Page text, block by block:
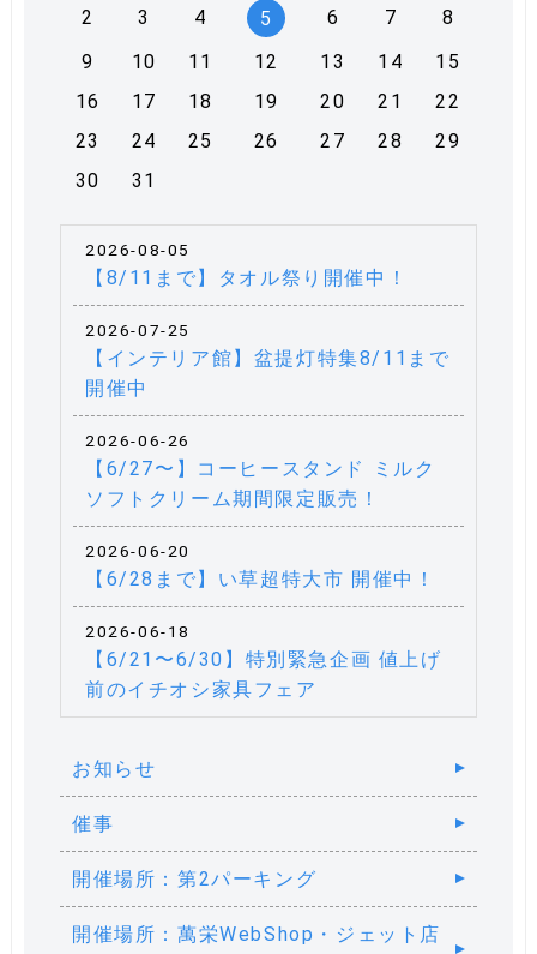
2
3 4 5 6 7
8
9
10 11 12 13 14
15
16
17 18 19 20 21
22
23
24 25 26 27 28
29
30
31
2026-08-05
【8/11まで】タオル祭り開催中！
2026-07-25
【インテリア館】盆提灯特集8/11まで
開催中
2026-06-26
【6/27〜】コーヒースタンド ミルク
ソフトクリーム期間限定販売！
2026-06-20
【6/28まで】い草超特大市 開催中！
2026-06-18
【6/21〜6/30】特別緊急企画 値上げ
前のイチオシ家具フェア
お知らせ
催事
開催場所：第2パーキング
開催場所：萬栄WebShop・ジェット店